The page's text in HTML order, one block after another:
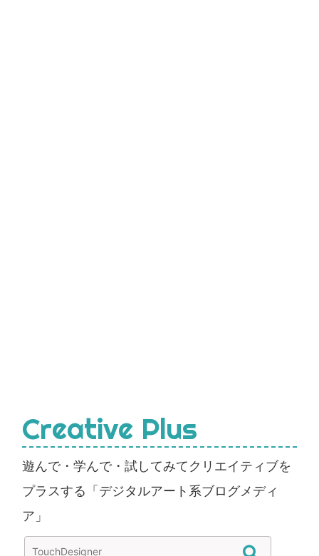
Creative Plus
遊んで・学んで・試してみてクリエイティブを
プラスする「デジタルアート系ブログメディ
ア」